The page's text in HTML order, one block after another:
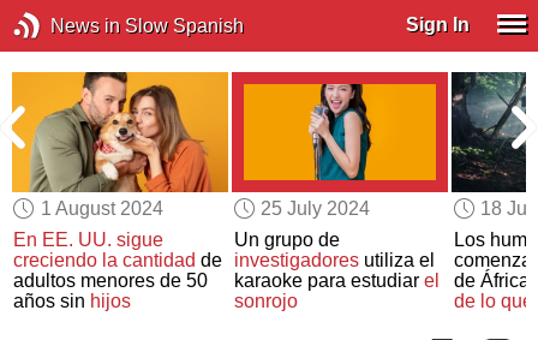
News in Slow Spanish Sign In
1 August 2024
En EE. UU. sigue
creciendo la cantidad de
adultos menores de 50
años sin hijos
25 July 2024
Un grupo de
investigadoresutiliza el
karaoke para estudiar el
sonrojo
18
Los
de África
de lo que